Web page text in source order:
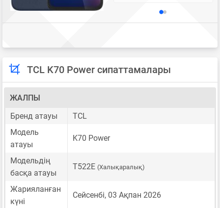
TCL K70 Power сипаттамалары
ЖАЛПЫ
Бренд атауы
TCL
Модель
атауы
K70 Power
Модельдің
басқа атауы
T522E (Халықаралық)
Жарияланған
күні
Сейсенбі, 03 Ақпан 2026